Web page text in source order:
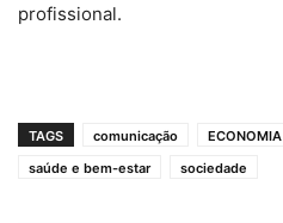
profissional.
TAGS comunicação ECONOMIA
saúde e bem-estar
sociedade